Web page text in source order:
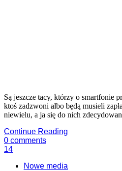
Są jeszcze tacy, którzy o smartfonie
ktoś zadzwoni albo będą musieli
niewielu, a ja się do nich
Continue Reading
0 comments
14
Nowe media